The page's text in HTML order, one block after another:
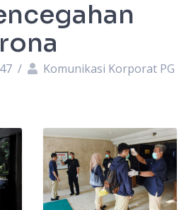
/
Komunikasi Korporat PG